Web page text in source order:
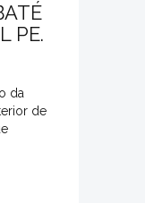
PE.
da
de